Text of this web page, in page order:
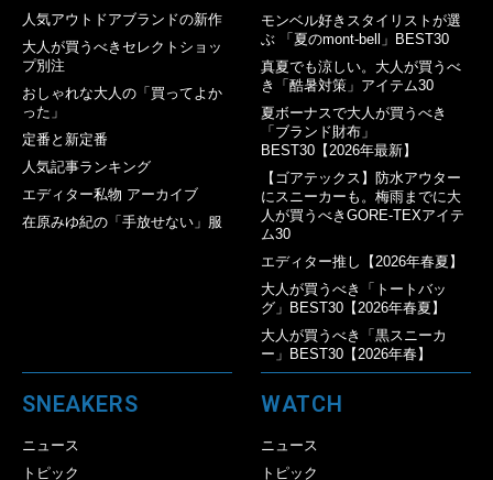
人気アウトドアブランドの新作
大人が買うべきセレクトショッ
プ別注
おしゃれな大人の「買ってよか
った」
定番と新定番
人気記事ランキング
エディター私物 アーカイブ
在原みゆ紀の「手放せない」服
モンベル好きスタイリストが選
ぶ 「夏のmont-bell」BEST30
真夏でも涼しい。大人が買うべ
き「酷暑対策」アイテム30
夏ボーナスで大人が買うべき
「ブランド財布」
BEST30【2026年最新】
【ゴアテックス】防水アウター
にスニーカーも。梅雨までに大
人が買うべきGORE-TEXアイテ
ム30
エディター推し【2026年春夏】
大人が買うべき「トートバッ
グ」BEST30【2026年春夏】
大人が買うべき「黒スニーカ
ー」BEST30【2026年春】
SNEAKERS
ニュース
トピック
WATCH
ニュース
トピック